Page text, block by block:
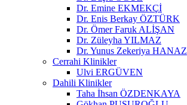
Dr. Emine EKMEKÇİ
Dr. Enis Berkay ÖZTÜRK
Dr. Ömer Faruk ALİŞAN
Dr. Züleyha YILMAZ
Dr. Yunus Zekeriya HANAZ
Cerrahi Klinikler
Ulvi ERGÜVEN
Dahili Klinikler
Taha İhsan ÖZDENKAYA